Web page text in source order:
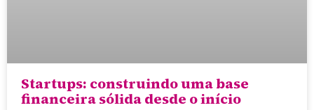
Startups: construindo uma base
financeira sólida desde o início